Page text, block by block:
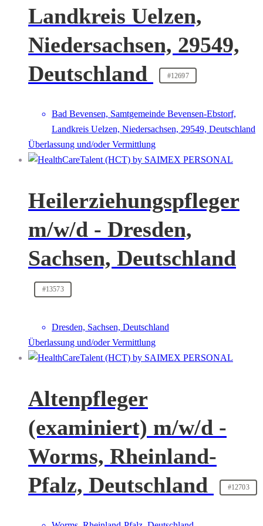
Landkreis Uelzen,
Niedersachsen, 29549,
Deutschland
#12697
Bad Bevensen, Samtgemeinde Bevensen-Ebstorf,
Landkreis Uelzen, Niedersachsen, 29549, Deutschland
Überlassung und/oder Vermittlung
Heilerziehungspfleger
m/w/d - Dresden,
Sachsen, Deutschland
#13573
Dresden, Sachsen, Deutschland
Überlassung und/oder Vermittlung
Altenpfleger
(examiniert) m/w/d -
Worms, Rheinland-
Pfalz, Deutschland
#12703